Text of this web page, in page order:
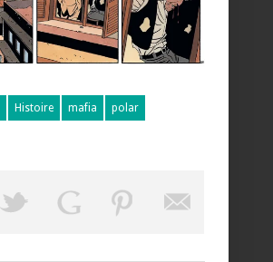
Histoire mafia polar